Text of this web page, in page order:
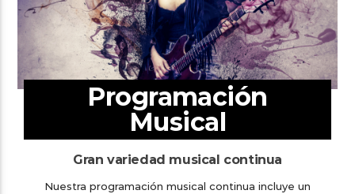
Programación
Musical
Gran variedad musical continua
Nuestra programación musical continua incluye un